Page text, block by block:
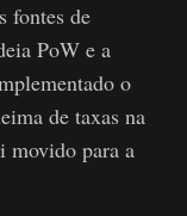
fontes de
PoW e a
o
de taxas na
movido para a